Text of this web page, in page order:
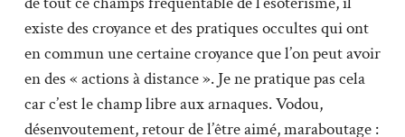
existe des croyance et des pratiques occultes qui ont
en commun une certaine croyance que l’on peut avoir
en des « actions à distance ». Je ne pratique pas cela
car c’est le champ libre aux arnaques. Vodou,
désenvoutement, retour de l’être aimé, maraboutage :